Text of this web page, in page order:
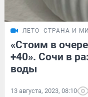
ЛЕТО СТРАНА И
«Стоим в
+40». Сочи в
воды
13 августа, 2023, 08:10